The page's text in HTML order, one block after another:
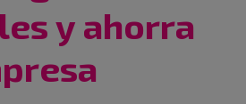
y ahorra